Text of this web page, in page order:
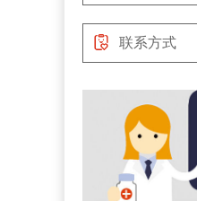
联系方式